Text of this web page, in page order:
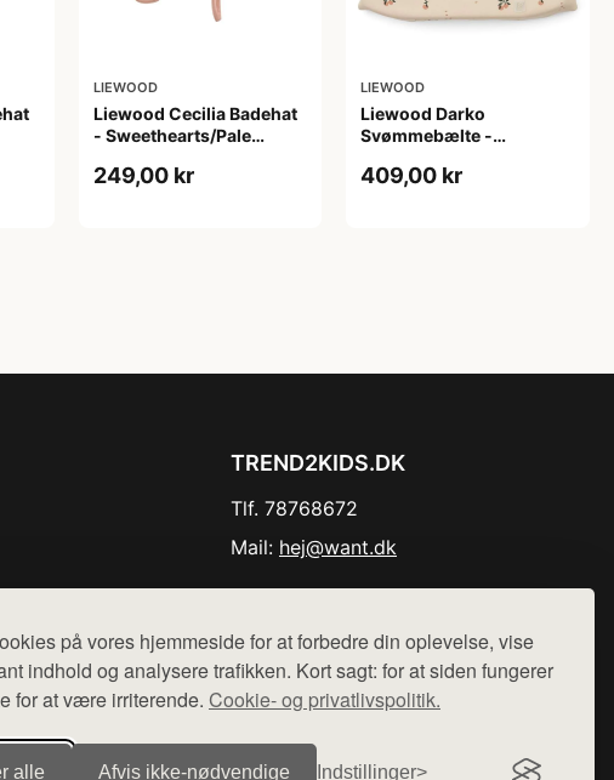
på vores hjemmeside for at forbedre din oplevelse, vise
indhold og analysere trafikken. Kort sagt: for at siden fungerer
for at være irriterende. Cookie- og privatlivspolitik.
alle Afvis ikke‑nødvendige Indstillinger
LIEWOOD
Liewood Cecilia Badehat
- Sweethearts/Pale
249,00 kr
LIEWOOD
Liewood Darko
Svømmebælte -
409,00 kr
TREND2KIDS.DK
Tlf. 78768672
Mail: hej@want.dk
Der sælges ikke varer fra denne side - vi henviser til de shops,